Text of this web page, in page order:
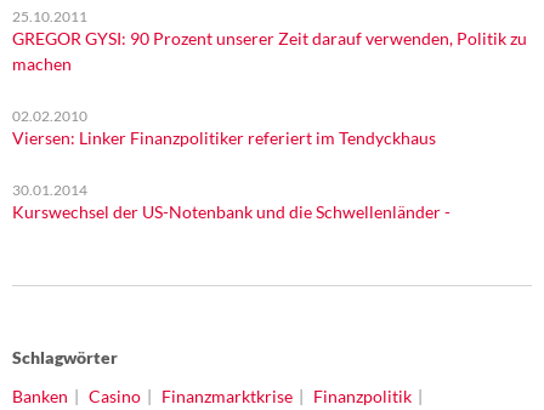
25.10.2011
GREGOR GYSI: 90 Prozent unserer Zeit darauf verwenden, Politik zu
machen
02.02.2010
Viersen: Linker Finanzpolitiker referiert im Tendyckhaus
30.01.2014
Kurswechsel der US-Notenbank und die Schwellenländer -
Schlagwörter
Banken
Casino Finanzmarktkrise Finanzpolitik